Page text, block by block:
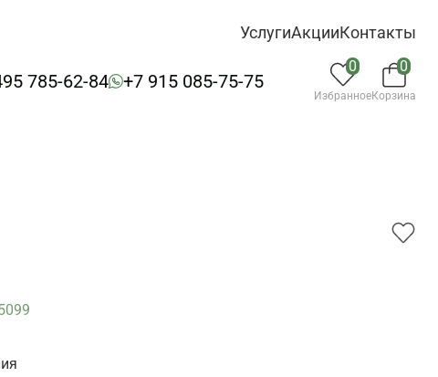
УслугиАкцииКонтакты
785-62-84 +7 915 085-75-75
0
Избранное
0
Корзина